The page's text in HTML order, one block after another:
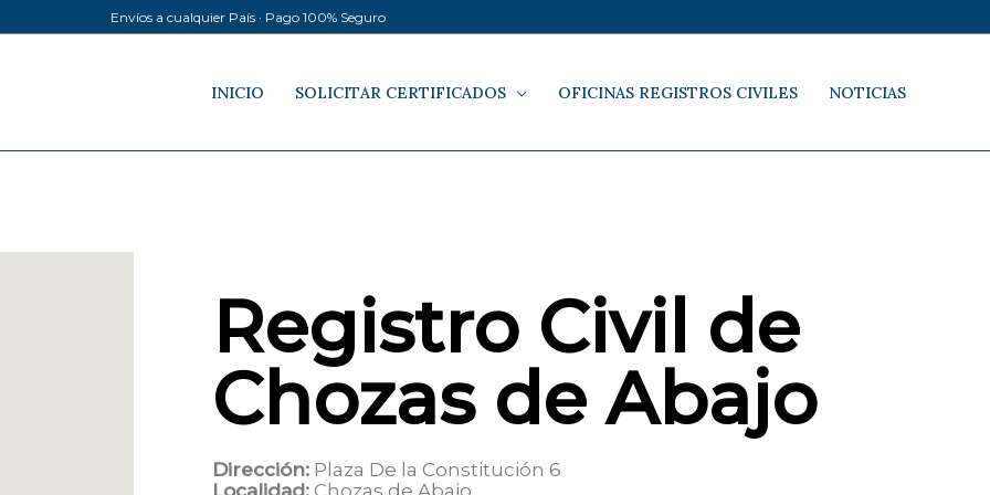
Envíos a cualquier País · Pago 100% Seguro
INICIO SOLICITAR CERTIFICADOS OFICINAS REGISTROS CIVILES NOTICIAS
Registro Civil de
Chozas de Abajo
Dirección: Plaza De la Constitución 6
Localidad: Chozas de Abajo